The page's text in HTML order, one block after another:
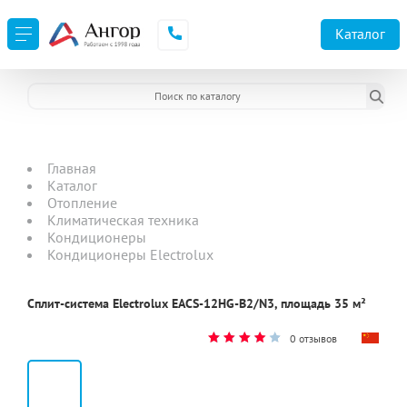
Каталог
Главная
Каталог
Отопление
Климатическая техника
Кондиционеры
Кондиционеры Electrolux
Сплит-система Electrolux EACS-12HG-B2/N3, площадь 35 м²
0 отзывов